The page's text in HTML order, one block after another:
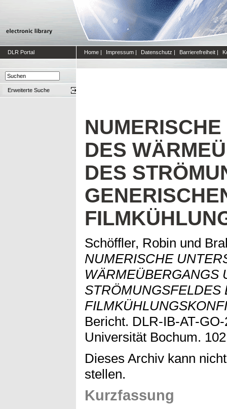
DLR Portal Home | Impressum | Datenschutz | Barrierefreiheit |
Erweiterte Suche
DES
DES
Schöffler, Robin und
NUMERISCHE
WÄRMEÜBERGANGS
STRÖMUNGSFELDES
Bericht. DLR-IB-AT-
Universität Bochum.
Dieses Archiv kann
stellen.
Kurzfassung